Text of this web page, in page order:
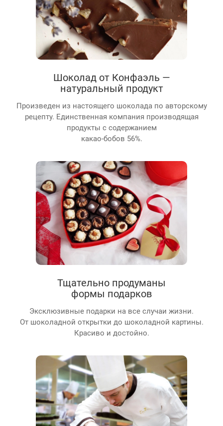
Шоколад от Конфаэль —
натуральный продукт
Произведен из настоящего шоколада по авторскому
рецепту. Единственная компания производящая
продукты с содержанием
какао-бобов 56%.
Тщательно продуманы
формы подарков
Эксклюзивные подарки на все случаи жизни.
От шоколадной открытки до шоколадной картины.
Красиво и достойно.